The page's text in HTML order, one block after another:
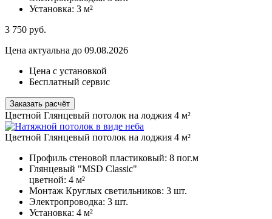
Установка: 3 м²
3 750 руб.
Цена актуальна до 09.08.2026
Цена с установкой
Бесплатный сервис
Заказать расчёт
Цветной Глянцевый потолок на лоджия 4 м²
Цветной Глянцевый потолок на лоджия 4 м²
Профиль стеновой пластиковый: 8 пог.м
Глянцевый "MSD Classic"
цветной: 4 м²
Монтаж Круглых светильников: 3 шт.
Электропроводка: 3 шт.
Установка: 4 м²